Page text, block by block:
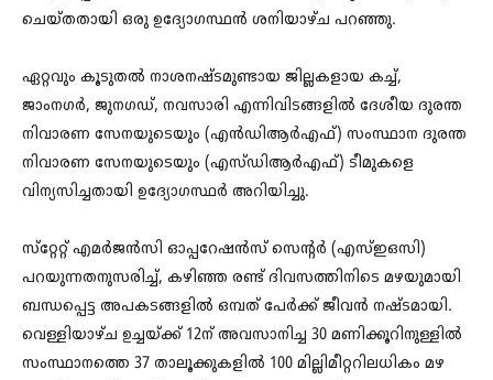
ചെയ്‌തതായി ഒരു ഉദ്യോഗസ്ഥൻ ശനിയാഴ്‌ച പറഞ്ഞു.
ഏറ്റവും കൂടുതൽ നാശനഷ്ടമുണ്ടായ ജില്ലകളായ കച്ച്,
ജാംനഗർ, ജുനഗഡ്, നവസാരി എന്നിവിടങ്ങളിൽ ദേശീയ ദുരന്ത
നിവാരണ സേനയുടെയും (എൻഡിആർഎഫ്) സംസ്ഥാന ദുരന്ത
നിവാരണ സേനയുടെയും (എസ്ഡിആർഎഫ്) ടീമുകളെ
വിന്യസിച്ചതായി ഉദ്യോഗസ്ഥർ അറിയിച്ചു.
സ്‌റ്റേറ്റ് എമർജൻസി ഓപ്പറേഷൻസ് സെന്റർ (എസ്‌ഇഒസി)
പറയുന്നതനുസരിച്ച്, കഴിഞ്ഞ രണ്ട് ദിവസത്തിനിടെ മഴയുമായി
ബന്ധപ്പെട്ട അപകടങ്ങളിൽ ഒമ്പത് പേർക്ക് ജീവൻ നഷ്‌ടമായി.
വെള്ളിയാഴ്‌ച ഉച്ചയ്ക്ക് 12ന് അവസാനിച്ച 30 മണിക്കൂറിനുള്ളിൽ
സംസ്ഥാനത്തെ 37 താലൂക്കുകളിൽ 100 ​​മില്ലിമീറ്ററിലധികം മഴ